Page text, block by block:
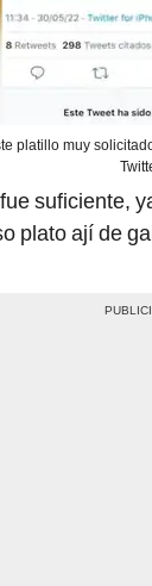
platillo muy
suficiente,
plato ají de